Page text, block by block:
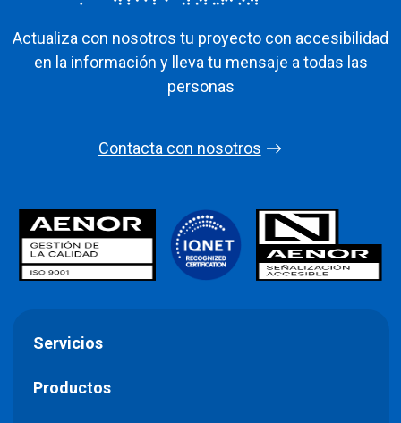
Actualiza con nosotros tu proyecto con accesibilidad
en la información y lleva tu mensaje a todas las
personas
Contacta con nosotros
Servicios
Productos